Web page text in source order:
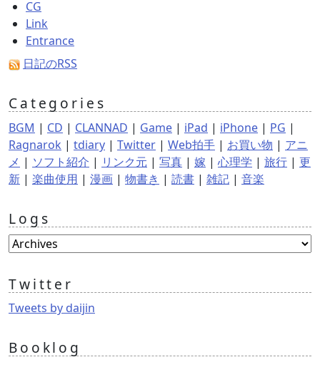
CG
Link
Entrance
日記のRSS
Categories
BGM | CD | CLANNAD | Game | iPad | iPhone | PG |
Ragnarok | tdiary | Twitter | Web拍手 | お買い物 | アニ
メ | ソフト紹介 | リンク元 | 写真 | 嫁 | 心理学 | 旅行 | 更
新 | 楽曲使用 | 漫画 | 物書き | 読書 | 雑記 | 音楽
Logs
Twitter
Tweets by daijin
Booklog